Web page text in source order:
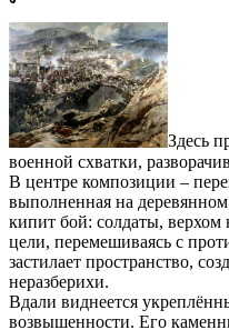
Здесь
военной схватки,
В центре композиции –
выполненная на
кипит бой: солдаты,
цели, перемешиваясь с
застилает пространство,
неразберихи.
Вдали виднеется
возвышенности. Его